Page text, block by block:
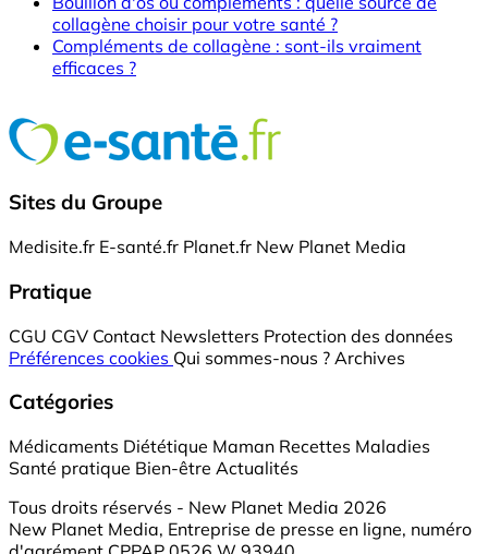
collagène choisir pour votre santé ?
Compléments de collagène : sont-ils vraiment
efficaces ?
Sites du Groupe
Medisite.fr E-santé.fr Planet.fr New Planet Media
Pratique
CGU CGV Contact Newsletters Protection des données
Préférences cookies Qui sommes-nous ? Archives
Catégories
Médicaments Diététique Maman Recettes Maladies
Santé pratique Bien-être Actualités
Tous droits réservés - New Planet Media 2026
New Planet Media, Entreprise de presse en ligne, numéro